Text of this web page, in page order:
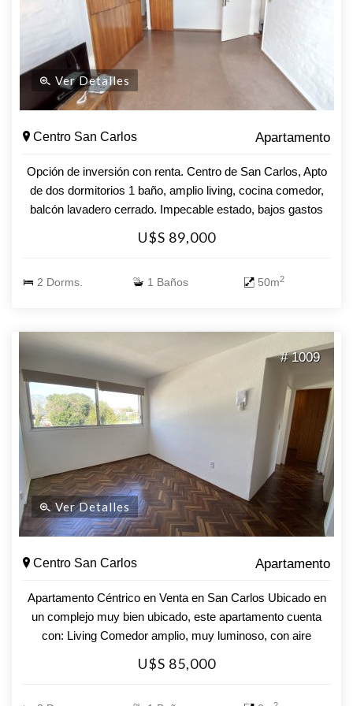
ofrecer, desde tiendas y restaurantes hasta parques y
transporte público. Este apartamento es ideal tanto para
quienes buscan su primer hogar como para inversores que
desean aprovechar el potencial del mercado inmobiliario en
San Carlos. No dejes pasar esta oportunidad. Consulta con
nuestros asesores y da el primer paso hacia tu nuevo estilo
Ver Detalles
Centro San Carlos Apartamento
Opción de inversión con renta. Centro de San Carlos, Apto
de dos dormitorios 1 baño, amplio living, cocina comedor,
balcón lavadero cerrado. Impecable estado, bajos gastos
comunes. El complejo cuenta con parque, juegos para
niños, salón con parrillero, bicicletero y sector para secado
U$S 89,000
2 Dorms. 1 Baños 50m2
# 1009
Ver Detalles
Centro San Carlos Apartamento
Apartamento Céntrico en Venta en San Carlos Ubicado en
un complejo muy bien ubicado, este apartamento cuenta
con: Living Comedor amplio, muy luminoso, con aire
Acondicionado, Cocina definida muy cómoda, Lavadero 3
Dormitorios Baño completo Excelente ubicación cercano a
U$S 85,000